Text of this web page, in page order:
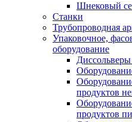
Шнековый
Станки
Трубопроводная
Упаковочное,
оборудование
продуктов
продуктов